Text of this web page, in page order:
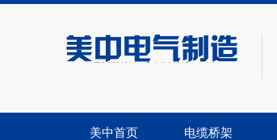
——电缆桥架、母线方案供应商——
美中首页 电缆桥架